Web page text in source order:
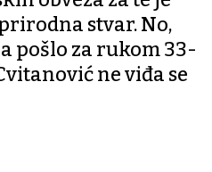
stvar. No,
pošlo za rukom 33-
ne viđa se